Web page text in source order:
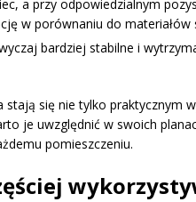
a przy odpowiedzialnym
w porównaniu do materiałów
bardziej stabilne i
się nie tylko praktycznym
je uwzględnić w swoich
pomieszczeniu.